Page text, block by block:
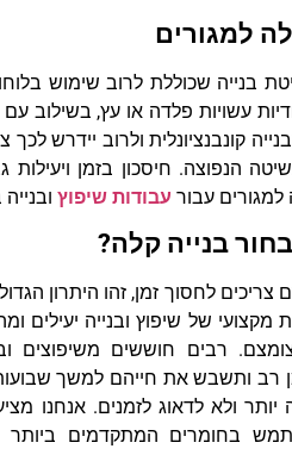
למגורים
בנייה שכוללת לרוב שימוש
עשויות פלדה או עץ, בשילוב
קונבנציונלית ולרוב יידרש
הנפוצה. חיסכון בזמן
למגורים עבור עבודות שיפוץ
בנייה קלה?
לחסוך זמן, זהו היתרון
מקצועי של שיפוץ ובנייה יעילים
רבים חוששים משיפוצים
רב ותשבש את חייהם למשך
ולא לדאוג לזמנים. אנחנו
בחומרים המתקדמים ביותר